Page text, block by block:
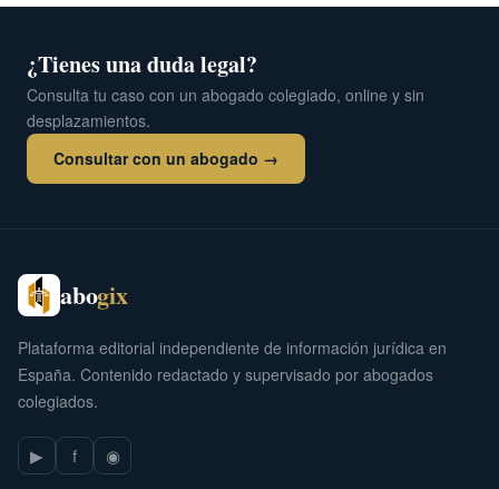
¿Tienes una duda legal?
Consulta tu caso con un abogado colegiado, online y sin
desplazamientos.
Consultar con un abogado →
abogix
Plataforma editorial independiente de información jurídica en
España. Contenido redactado y supervisado por abogados
colegiados.
▶ f ◉